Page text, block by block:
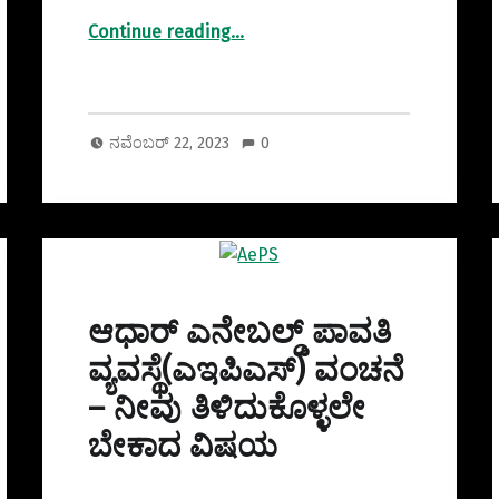
Continue reading“ಸೈಬರ್ ಬುಲ್ಲಿಯಿಂಗ್ ಅಪರಾಧ: ನೀವು ತಿಳಿದುಕೊಳ್ಳಲೇ ಬೇಕಾದದ್ದು”
…
ನವೆಂಬರ್ 22, 2023 0
ಆಧಾರ್ ಎನೇಬಲ್ಡ್ ಪಾವತಿ
ವ್ಯವಸ್ಥೆ(ಎಇಪಿಎಸ್) ವಂಚನೆ
– ನೀವು ತಿಳಿದುಕೊಳ್ಳಲೇ
ಬೇಕಾದ ವಿಷಯ